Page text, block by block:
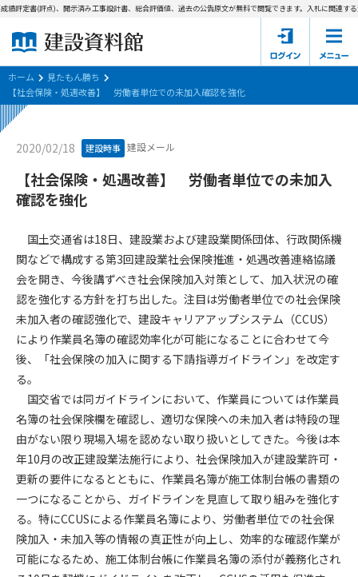
建設資料館とは
東京都の入札資料
国土交通省の入札資料
見たもん勝ち
会員登録について
サポーター会員一覧
会社概要 お問い合わせ
個人情報保護方針
会員規約
定書(評点)、開示済み工事設計書、総合評価値、過去の公告原文が無料で閲覧できます。入札に関連する
ホーム
見たもん勝ち
【社会保険・処遇改善】 労働者単位での未加入確認を強化
2020/02/18 建設時事 建設メール
【社会保険・処遇改善】 労働者単位での未加入
確認を強化
国土交通省は18日、建設業および建設業関係団体、行政関係機
関などで構成する第3回建設業社会保険推進・処遇改善連絡協議
会を開き、今後講ずべき社会保険加入対策として、加入状況の確
認を強化する方針を打ち出した。注目は労働者単位での社会保険
未加入者の確認強化で、建設キャリアアップシステム（CCUS）
により作業員名簿の確認効率化が可能になることに合わせて今
後、「社会保険の加入に関する下請指導ガイドライン」を改定す
る。
国交省では同ガイドラインにおいて、作業員については作業員
名簿の社会保険欄を確認し、適切な保険への未加入者は特段の理
由がない限り現場入場を認めない取り扱いとしてきた。今後は本
年10月の改正建設業法施行により、社会保険加入が建設業許可・
更新の要件になるとともに、作業員名簿が施工体制台帳の書類の
一つになることから、ガイドラインを見直して取り組みを強化す
る。特にCCUSによる作業員名簿により、労働者単位での社会保
険加入・未加入等の情報の真正性が向上し、効率的な確認作業が
可能になるため、施工体制台帳に作業員名簿の添付が義務化され
第1条（規約の目的）
1. 本規約は、建設資料館が提供するサポーター会あ本員、無料
会員サービスの利用条件等について定めるものです。
2. 管理者が建設資料館WEB上で随時掲載するルールは本規約の
一部を構成するものとします。
第2条（規約の変更）
本規約は、会員の了承を得ることなく、随時変更されることが
あります。変更内容は、建設資料館WEB上に表示した時点で直
ちに全ての会員が了承したものとみなします。
第4条（会員審査および資格の取り消し）
会員とは、本規約を承諾の上、所定の会員申込手続きを完了
後、管理者がこれを承認した者をいいます。
第4条（会員の定義と登録）
1. 管理者は前条により審査の結果、会員申込みをした者が以下
の何れかの項目に該当することがわかった場合、その者の会
員としての権限を承認しないことがあります。
(1) 会員申し込みをした者が実在しなかった場合
(2) 本規約に違反した場合/li>
(3) 会員申し込みの際、申告事項に虚偽があった場合